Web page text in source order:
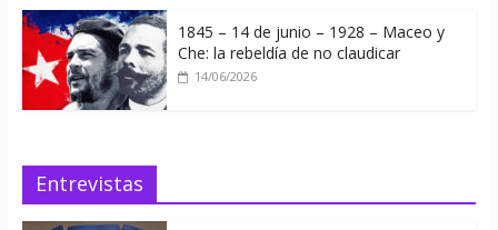
1845 – 14 de junio – 1928 – Maceo y
Che: la rebeldía de no claudicar
14/06/2026
Entrevistas